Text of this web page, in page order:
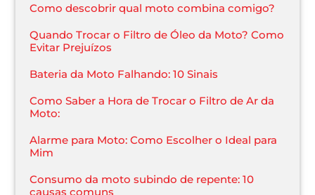
Como descobrir qual moto combina comigo?
Quando Trocar o Filtro de Óleo da Moto? Como
Evitar Prejuízos
Bateria da Moto Falhando: 10 Sinais
Como Saber a Hora de Trocar o Filtro de Ar da
Moto:
Alarme para Moto: Como Escolher o Ideal para
Mim
Consumo da moto subindo de repente: 10
causas comuns